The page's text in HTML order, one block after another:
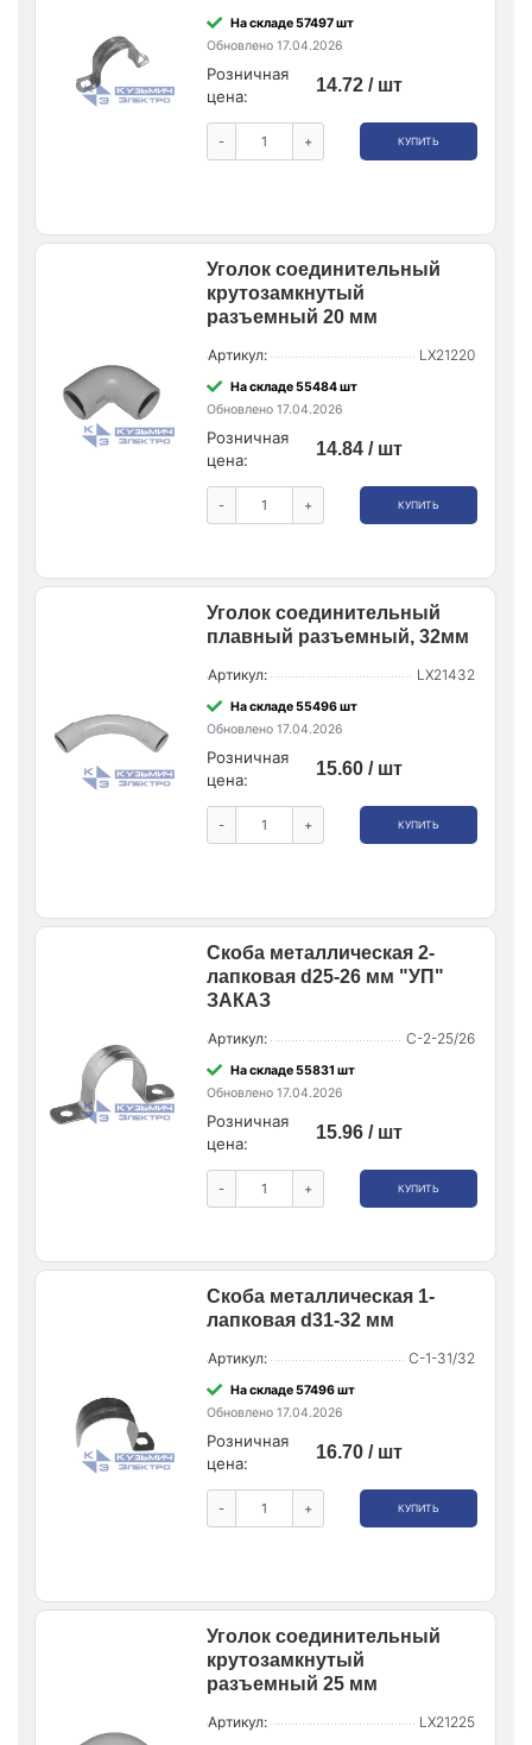
На складе 57497 шт
Обновлено 17.04.2026
Розничная
цена:
14.72 / шт
- + КУПИТЬ
Уголок соединительный
крутозамкнутый
разъемный 20 мм
Артикул: LX21220
На складе 55484 шт
Обновлено 17.04.2026
Розничная
цена:
14.84 / шт
- + КУПИТЬ
Уголок соединительный
плавный разъемный, 32мм
Артикул: LX21432
На складе 55496 шт
Обновлено 17.04.2026
Розничная
цена:
15.60 / шт
- + КУПИТЬ
Скоба металлическая 2-
лапковая d25-26 мм "УП"
ЗАКАЗ
Артикул: С-2-25/26
На складе 55831 шт
Обновлено 17.04.2026
Розничная
цена:
15.96 / шт
- + КУПИТЬ
Скоба металлическая 1-
лапковая d31-32 мм
Артикул: С-1-31/32
На складе 57496 шт
Обновлено 17.04.2026
Розничная
цена:
16.70 / шт
- + КУПИТЬ
Уголок соединительный
крутозамкнутый
разъемный 25 мм
Артикул: LX21225